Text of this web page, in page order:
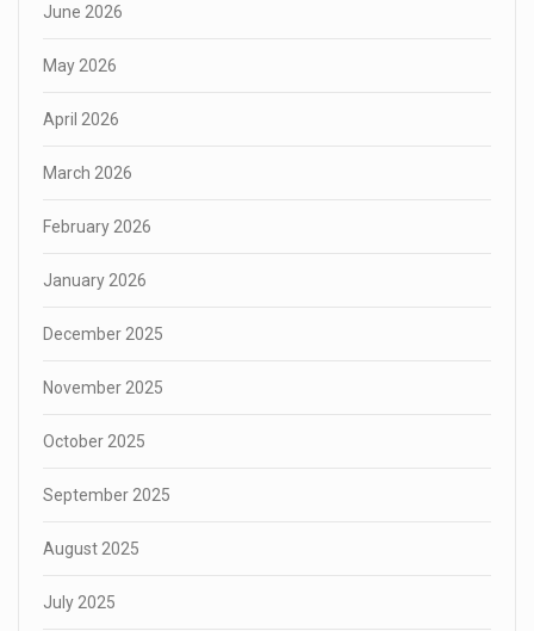
June 2026
May 2026
April 2026
March 2026
February 2026
January 2026
December 2025
November 2025
October 2025
September 2025
August 2025
July 2025